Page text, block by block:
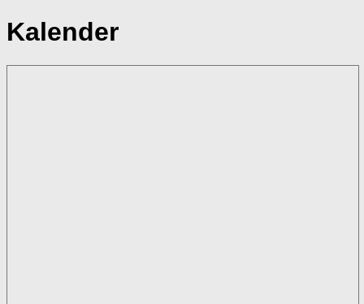
Kalender